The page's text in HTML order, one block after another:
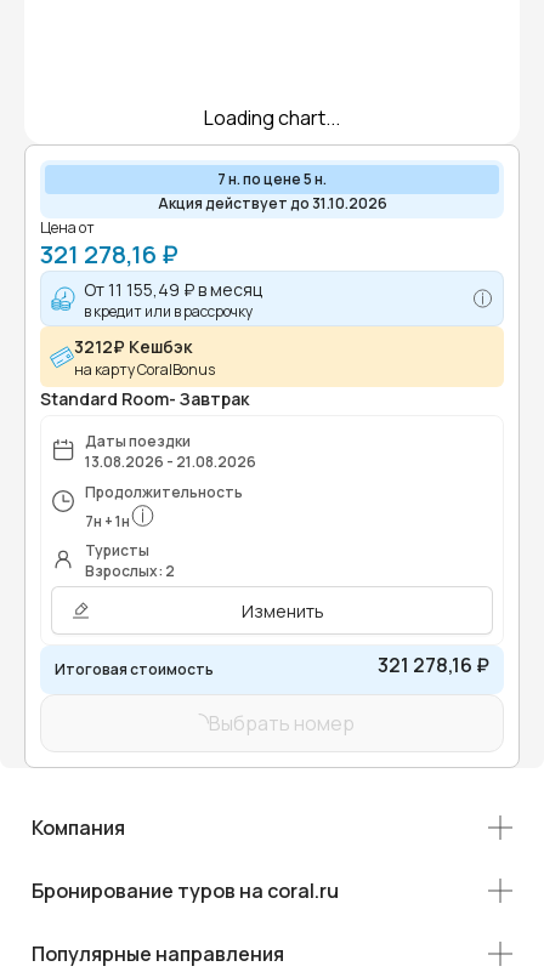
Loading chart...
7 н. по цене 5 н.
Акция действует до 31.10.2026
Цена от
321 278,16 ₽
От11 155,49 ₽в месяц
в кредит или в рассрочку
3212₽ Кешбэк
на карту CoralBonus
Standard Room- Завтрак
Даты поездки
13.08.2026 - 21.08.2026
Продолжительность
7н +1н
Туристы
Взрослых: 2
Изменить
Итоговая стоимость 321 278,16 ₽
Выбрать номер
Компания
Бронирование туров на coral.ru
Популярные направления